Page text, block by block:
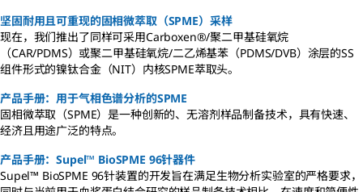
坚固耐用且可重现的固相微萃取（SPME）采样
现在，我们推出了同样可采用Carboxen®/聚二甲基硅氧烷
（CAR/PDMS）或聚二甲基硅氧烷/二乙烯基苯（PDMS/DVB）涂层的SS
组件形式的镍钛合金（NIT）内核SPME萃取头。
产品手册：用于气相色谱分析的SPME
固相微萃取（SPME）是一种创新的、无溶剂样品制备技术，具有快速、
经济且用途广泛的特点。
产品手册：Supel™ BioSPME 96针器件
Supel™ BioSPME 96针装置的开发旨在满足生物分析实验室的严格要求，